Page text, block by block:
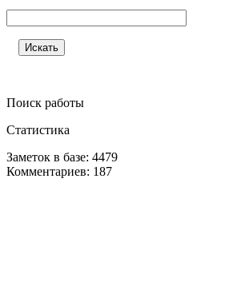
Поиск работы
Статистика
Заметок в базе: 4479
Комментариев: 187